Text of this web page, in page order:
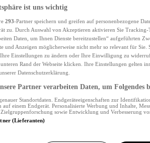
ist uns wichtig
293-Partner speichern und greifen auf personenbezogene
zu. Durch Auswahl von Akzeptieren aktivieren Sie
Daten, um Ihnen Dienste bereitzustellen“ aufgeführten
und Anzeigen möglicherweise nicht mehr so relevant für Sie.
Einstellungen zu ändern oder Ihre Einwilligung zu
Rand der Webseite klicken. Ihre Einstellungen gelten
Datenschutzerklärung.
Partner verarbeiten Daten, um Folgendes
Standortdaten. Endgeräteeigenschaften zur
einem Endgerät. Personalisierte Werbung und Inhalte,
sowie Entwicklung und Verbesserung
(Lieferanten)